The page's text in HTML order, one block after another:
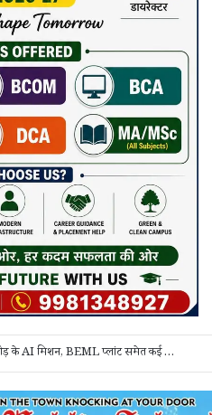
साय कैबिनेट के 7 बड़े फैसले: 500 करोड़ के AI मिशन, BEML प्लांट समेत कई अहम प्रस्तावों को मंजूरी